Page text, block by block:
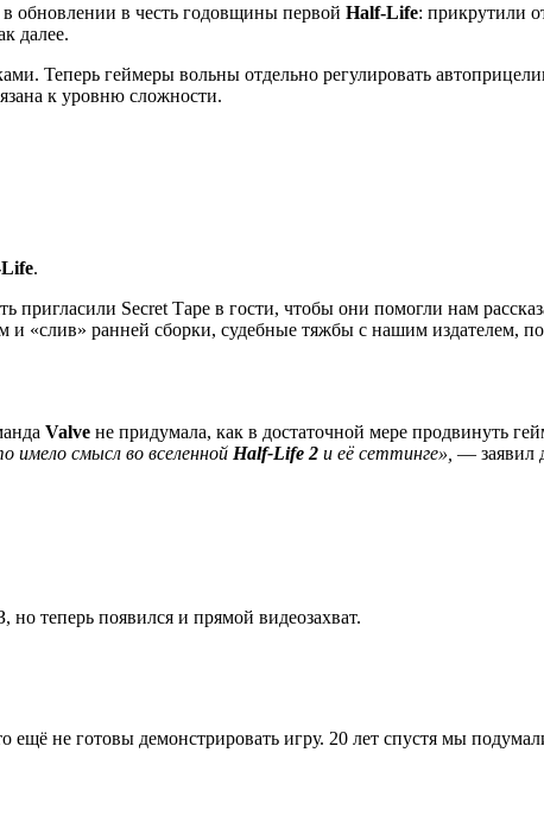
обновлении в честь годовщины первой Half-Life: прикрутили
далее.
Теперь геймеры вольны отдельно регулировать
к уровню сложности.
.
пригласили Secret Таре в гости, чтобы они помогли нам
и «слив» ранней сборки, судебные тяжбы с нашим издателем,
Valve не придумала, как в достаточной мере продвинуть
смысл во вселенной Half-Life 2 и её сеттинге», — заявил
теперь появился и прямой видеозахват.
не готовы демонстрировать игру. 20 лет спустя мы